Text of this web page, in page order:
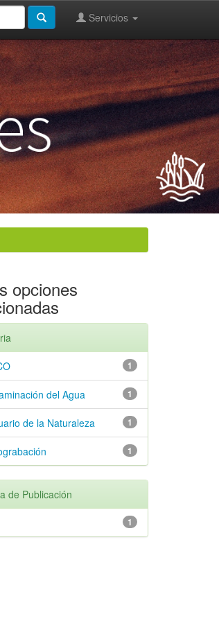
Servicios
opciones
1
1
del Agua
1
de la Naturaleza
1
de Publicación
1